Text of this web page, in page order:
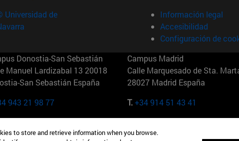
Universidad de
Información legal
Accesibilidad
Configuración de
Donostia-San Sebastián
Manuel Lardizabal 13 20018
San Sebastián España
943 21 98 77
Campus Madrid
Calle Marquesado de Sta.
28027 Madrid España
T.+34 914 51 43 41
57th St 10019-2201 Nueva York Maria-Theresia-Straße 15 81675
to store and retrieve information when you browse.